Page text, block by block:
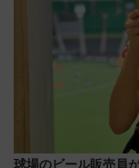
球場のビール販売員